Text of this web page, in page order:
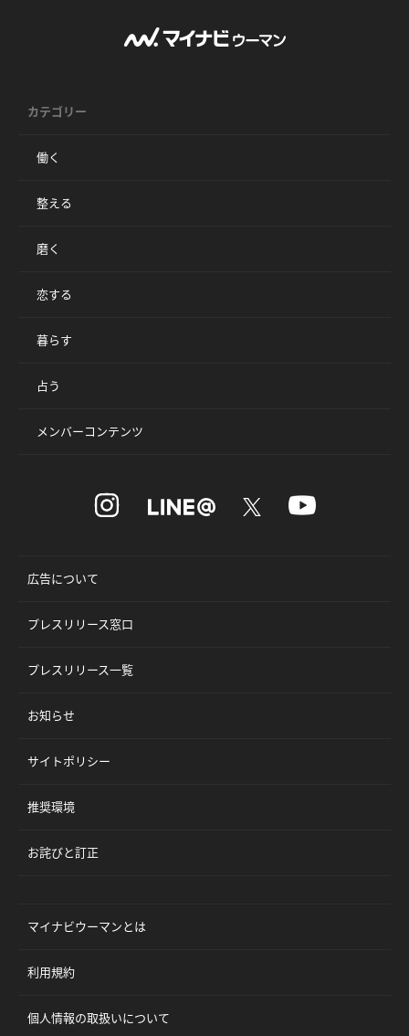
カテゴリー
働く
整える
磨く
恋する
暮らす
占う
メンバーコンテンツ
広告について
プレスリリース窓口
プレスリリース一覧
お知らせ
サイトポリシー
推奨環境
お詫びと訂正
マイナビウーマンとは
利用規約
個人情報の取扱いについて